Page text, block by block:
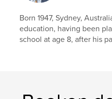
Born 1947, Sydney,
education, having been
school at age 8, after his